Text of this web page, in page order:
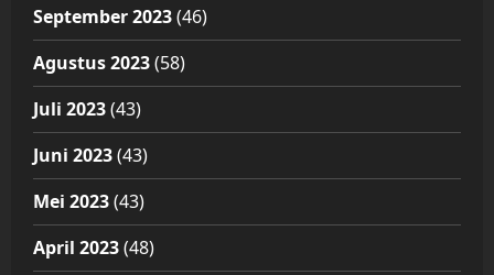
September 2023(46)
Agustus 2023(58)
Juli 2023(43)
Juni 2023(43)
Mei 2023(43)
April 2023(48)